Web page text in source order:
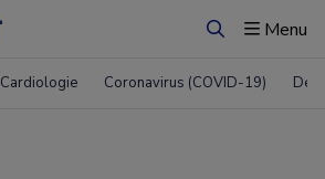
ZoekenMenu
Cardiologie Coronavirus (COVID-19)